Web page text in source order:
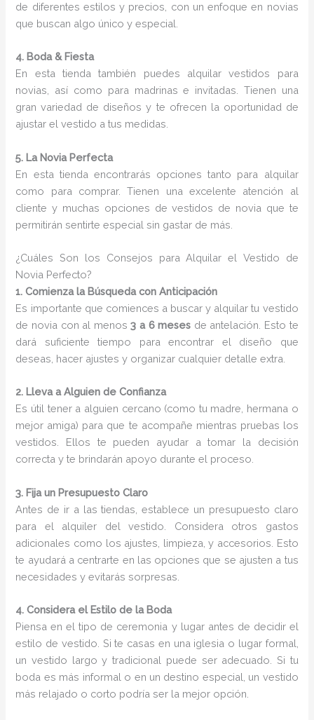
de diferentes estilos y precios, con un enfoque en novias
que buscan algo único y especial.
4. Boda & Fiesta
En esta tienda también puedes alquilar vestidos para
novias, así como para madrinas e invitadas. Tienen una
gran variedad de diseños y te ofrecen la oportunidad de
ajustar el vestido a tus medidas.
5. La Novia Perfecta
En esta tienda encontrarás opciones tanto para alquilar
como para comprar. Tienen una excelente atención al
cliente y muchas opciones de vestidos de novia que te
permitirán sentirte especial sin gastar de más.
¿Cuáles Son los Consejos para Alquilar el Vestido de
Novia Perfecto?
1. Comienza la Búsqueda con Anticipación
Es importante que comiences a buscar y alquilar tu vestido
de novia con al menos3 a 6 meses de antelación. Esto te
dará suficiente tiempo para encontrar el diseño que
deseas, hacer ajustes y organizar cualquier detalle extra.
2. Lleva a Alguien de Confianza
Es útil tener a alguien cercano (como tu madre, hermana o
mejor amiga) para que te acompañe mientras pruebas los
vestidos. Ellos te pueden ayudar a tomar la decisión
correcta y te brindarán apoyo durante el proceso.
3. Fija un Presupuesto Claro
Antes de ir a las tiendas, establece un presupuesto claro
para el alquiler del vestido. Considera otros gastos
adicionales como los ajustes, limpieza, y accesorios. Esto
te ayudará a centrarte en las opciones que se ajusten a tus
necesidades y evitarás sorpresas.
4. Considera el Estilo de la Boda
Piensa en el tipo de ceremonia y lugar antes de decidir el
estilo de vestido. Si te casas en una iglesia o lugar formal,
un vestido largo y tradicional puede ser adecuado. Si tu
boda es más informal o en un destino especial, un vestido
más relajado o corto podría ser la mejor opción.